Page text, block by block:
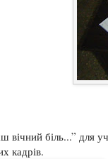
вічний біль...” для
кадрів.